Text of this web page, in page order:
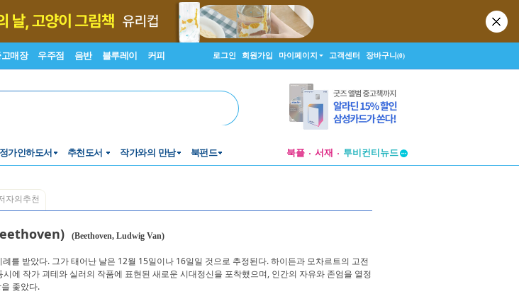
매장 우주점 음반 블루레이 커피 로그인 회원가입 마이페이지 고객센터 장바구니(0)
정가인하도서 추천도서 작가와의 만남 북펀드 북플 서재
투비컨티뉴드
자의추천
(Beethoven, Ludwig Van)
를 받았다. 그가 태어난 날은 12월 15일이나 16일일 것으로 추정된다. 하이든과 모차르트의 고전
에 작가 괴테와 실러의 작품에 표현된 새로운 시대정신을 포착했으며, 인간의 자유와 존엄을 열정
좇았다.